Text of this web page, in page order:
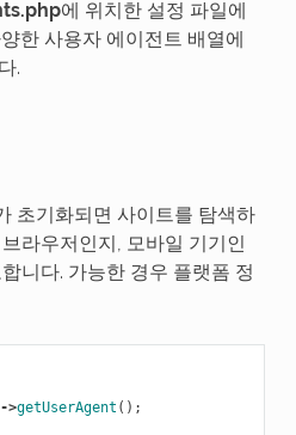
에 위치한 설정 파일에
한 사용자 에이전트 배열에
.
초기화되면 사이트를 탐색하
라우저인지, 모바일 기기인
니다. 가능한 경우 플랫폼 정
->getUserAgent ();